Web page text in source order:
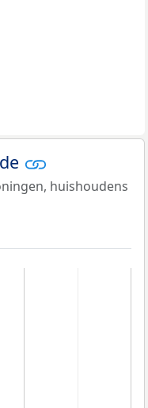
huishoudens